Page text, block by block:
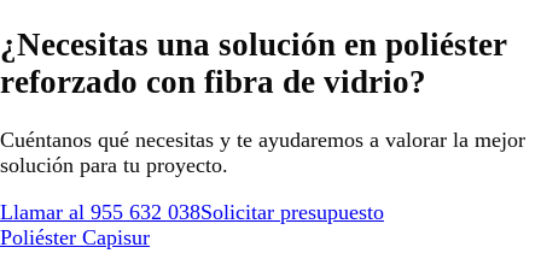
¿Necesitas una solución en poliéster
reforzado con fibra de vidrio?
Cuéntanos qué necesitas y te ayudaremos a valorar la mejor
solución para tu proyecto.
Llamar al 955 632 038Solicitar presupuesto
Poliéster Capisur